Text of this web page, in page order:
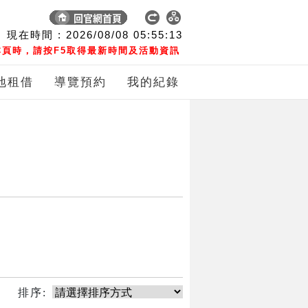
現在時間 : 2026/08/08 05:55:13
時，請按F5取得最新時間及活動資訊
租借 導覽預約 我的紀錄
排序: